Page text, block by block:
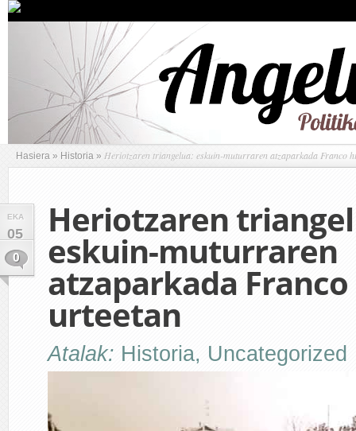
Hasiera » Historia » Heriotzaren triangelua: eskuin-muturraren atzaparkada Franco
EKA
05
0
Heriotzaren
eskuin-muturraren
atzaparkada
urteetan
Atalak: Historia, Uncategorized